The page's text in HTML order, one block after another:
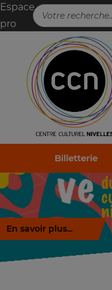
Espace
pro
Billetterie